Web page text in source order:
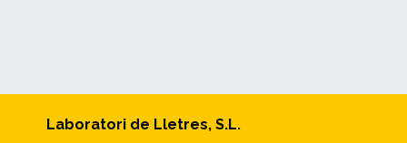
Laboratori de Lletres, S.L.